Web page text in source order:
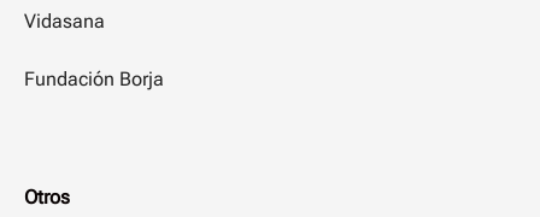
Vidasana
Fundación Borja
Otros